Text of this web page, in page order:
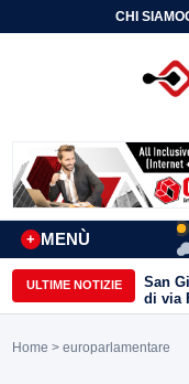
CHI SIAMO
MENÙ
+
ULTIME NOTIZIE
San
di via
Home > europarlamentare